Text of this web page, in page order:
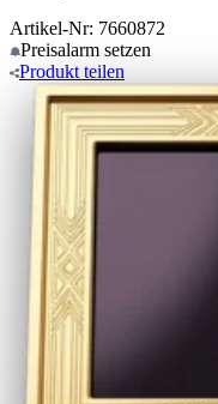
Artikel-Nr: 7660872
Preisalarm setzen
Produkt teilen